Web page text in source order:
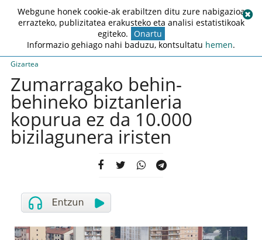
Gizartea
Zumarragako behin-
behineko biztanleria
kopurua ez da 10.000
bizilagunera iristen
Webgune honek cookie-ak erabiltzen ditu zure nabigazioa
errazteko, publizitatea erakusteko eta analisi estatistikoak
egiteko. Onartu
Informazio gehiago nahi baduzu, kontsultatu hemen.